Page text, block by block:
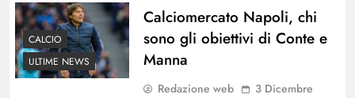
CALCIO
ULTIME NEWS
Calciomercato Napoli, chi
sono gli obiettivi di Conte e
Manna
Redazione web
3 Dicembre